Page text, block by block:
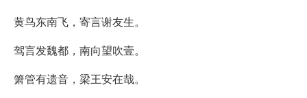
黄鸟东南飞，寄言谢友生。
驾言发魏都，南向望吹壹。
箫管有遗音，梁王安在哉。